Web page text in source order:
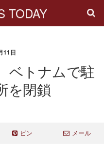
TODAY
11日
ベトナムで駐
を閉鎖
ピン メール